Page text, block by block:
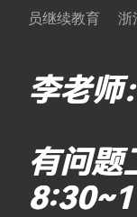
员继续教育 浙
李老
有问题